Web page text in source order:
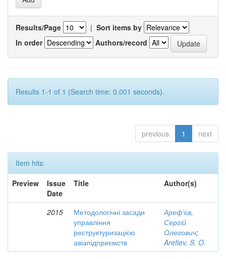
Results/Page | Sort items by
In order
Authors/record
Results 1-1 of 1 (Search time: 0.001 seconds).
previous 1 next
Item hits:
Preview
Issue
Date
Title Author(s)
2015
Методологічні засади
управління
реструктуризацією
авіапідприємств
Ареф'єв,
Сергій
Олегович;
Arefiev, S. O.